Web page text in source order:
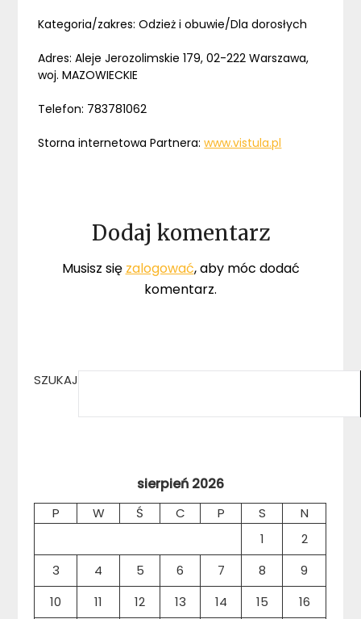
Kategoria/zakres: Odzież i obuwie/Dla dorosłych
Adres: Aleje Jerozolimskie 179, 02-222 Warszawa,
woj. MAZOWIECKIE
Telefon: 783781062
Storna internetowa Partnera:www.vistula.pl
Dodaj komentarz
Musisz się zalogować, aby móc dodać
komentarz.
SZUKAJ
sierpień 2026
P W Ś C P S
N
1
2
3
4 5 6 7 8
9
10
11 12 13 14 15
16